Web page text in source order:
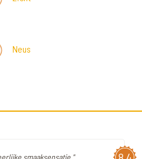
Neus